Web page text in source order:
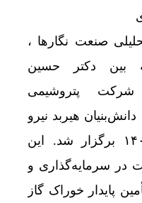
صنعت نگارها ،
بین دکتر حسین
شرکت پتروشیمی
هیربد نیرو
در تاریخ ۲۱ اردیبهشت ۱۴۰۴ برگزار شد. این
در سرمایه‌گذاری و
پایدار خوراک گاز